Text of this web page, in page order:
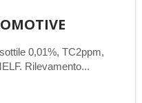
0,01%, TC2ppm,
Rilevamento...